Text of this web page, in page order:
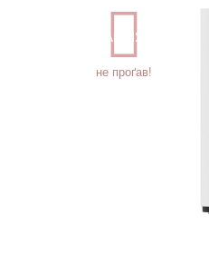
АКЦІЯ
не проґав!